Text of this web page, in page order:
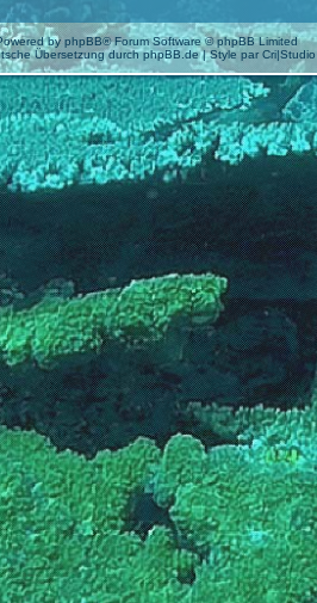
by phpBB® Forum Software © phpBB Limited
Übersetzung durchphpBB.de| Style par Cri|Studio